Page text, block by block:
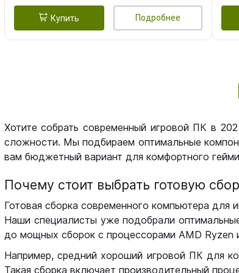
Купить Подробнее
Хотите собрать современный игровой ПК в
сложности. Мы подбираем оптимальные
вам бюджетный вариант для комфортного
Почему стоит выбрать готовую
Готовая сборка современного компьютера
Наши специалисты уже подобрали
до мощных сборок с процессорами AMD Ryzen
Например, средний хороший игровой ПК для
Такая сборка включает производительный